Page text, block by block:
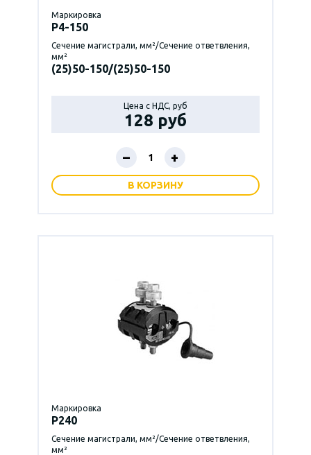
Маркировка
P4-150
Сечение магистрали, мм²/Сечение ответвления,
мм²
(25)50-150/(25)50-150
Цена с НДС, руб
128 руб
– +
В КОРЗИНУ
Маркировка
P240
Сечение магистрали, мм²/Сечение ответвления,
мм²